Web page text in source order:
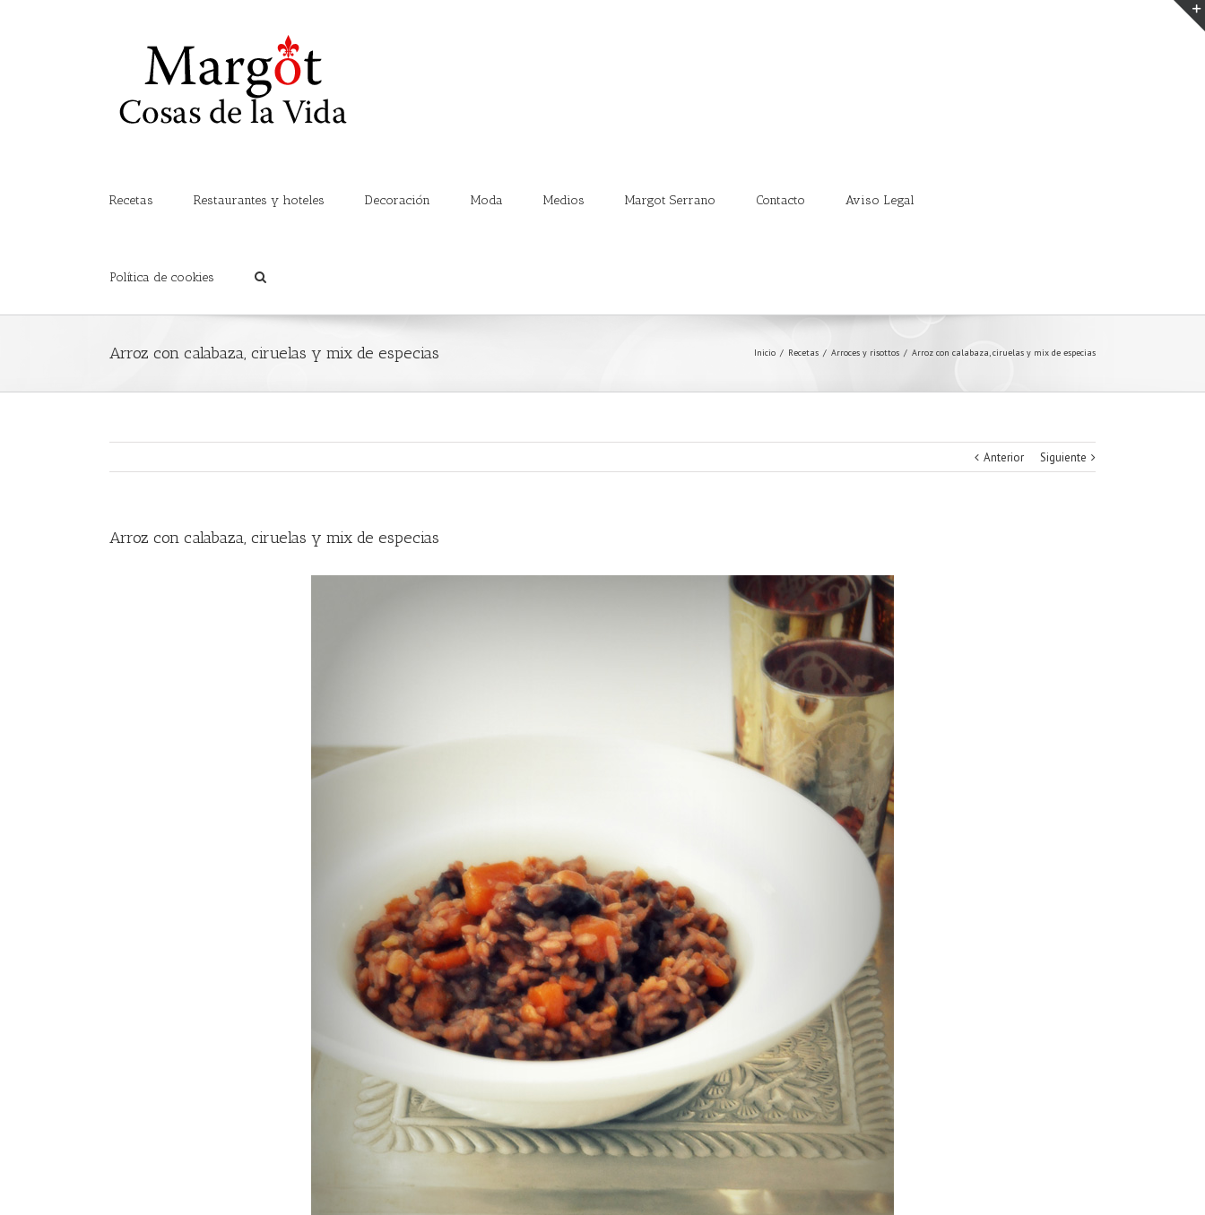
Recetas Restaurantes y hoteles Decoración Moda Medios Margot Serrano Contacto Aviso Legal
Política de cookies
Arroz con calabaza, ciruelas y mix de especias Inicio / Recetas / Arroces y risottos / Arroz con calabaza, ciruelas y mix de especias
Anterior Siguiente
Arroz con calabaza, ciruelas y mix de especias